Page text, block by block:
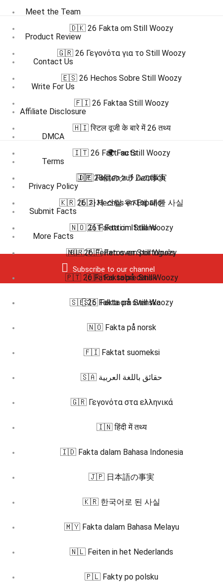
Meet the Team
Product Review
Contact Us
Write For Us
Affiliate Disclosure
DMCA
Terms
Privacy Policy
Submit Facts
More Facts
Subscribe to our channel
🇩🇰 26 Fakta om Still Woozy
🇬🇷 26 Γεγονότα για το Still Woozy
🇪🇸 26 Hechos Sobre Still Woozy
🇫🇮 26 Faktaa Still Woozy
🇭🇮 स्टिल वूजी के बारे में 26 तथ्य
🇮🇹 26 Fatti su Still Woozy
🇯🇵 28個のクラムの事実
🇰🇷 26 가지 스틸 우지에 대한 사실
🇳🇴 26 Fakta om Still Woozy
🇳🇱 26 Feiten over Still Woozy
🇵🇹 26 Fatos sobre Still Woozy
🇸🇪 26 Fakta om Still Woozy
🌍 Facts
🇩🇪 Fakten auf Deutsch
🇪🇸 Hechos en Español
🇮🇹 Fatti in Italiano
🇧🇷 🇵🇹 Fatos em português
🇩🇰 Fakta på dansk
🇸🇪 Fakta på svenska
🇳🇴 Fakta på norsk
🇫🇮 Faktat suomeksi
🇸🇦 حقائق باللغة العربية
🇬🇷 Γεγονότα στα ελληνικά
🇮🇳 हिंदी में तथ्य
🇮🇩 Fakta dalam Bahasa Indonesia
🇯🇵 日本語の事実
🇰🇷 한국어로 된 사실
🇲🇾 Fakta dalam Bahasa Melayu
🇳🇱 Feiten in het Nederlands
🇵🇱 Fakty po polsku